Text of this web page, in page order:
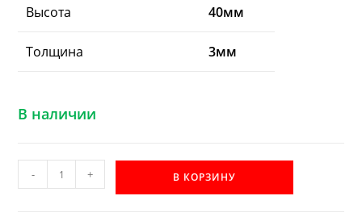
Высота 40мм
Толщина 3мм
В наличии
Количество
товара
- + В КОРЗИНУ